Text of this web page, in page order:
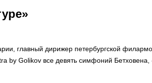
главный дирижер петербургской
by Golikov все девять симфоний